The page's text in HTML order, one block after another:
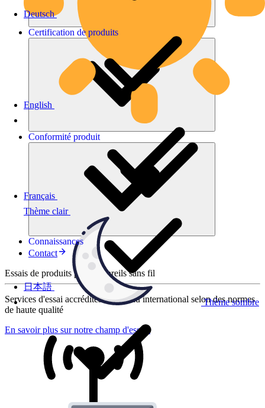
Thème clair
Thème sombre
Deutsch
English
Français
日本語
Certification de produits
Conformité produit
Connaissances
Contact
Essais de produits pour appareils sans fil
Services d'essai accrédités au niveau international selon des normes
de haute qualité
En savoir plus sur notre champ d'essais